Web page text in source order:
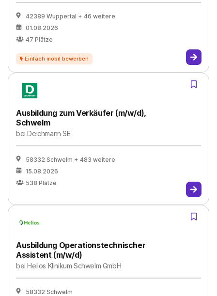
42389 Wuppertal + 46 weitere
01.08.2026
47 Plätze
Ausbildung zum Verkäufer (m/w/d),
Schwelm
beiDeichmann SE
58332 Schwelm + 483 weitere
15.08.2026
538 Plätze
Ausbildung Operationstechnischer
Assistent (m/w/d)
beiHelios Klinikum Schwelm GmbH
58332 Schwelm